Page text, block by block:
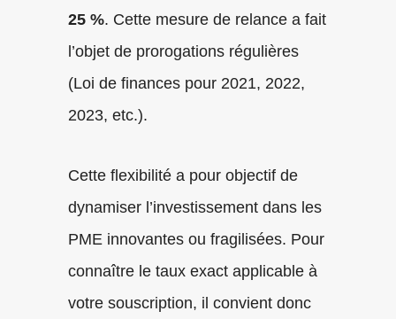
25 %. Cette mesure de relance a fait
l’objet de prorogations régulières
(Loi de finances pour 2021, 2022,
2023, etc.).
Cette flexibilité a pour objectif de
dynamiser l’investissement dans les
PME innovantes ou fragilisées. Pour
connaître le taux exact applicable à
votre souscription, il convient donc